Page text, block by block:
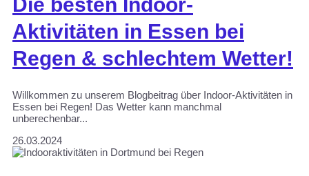
Aktivitäten in Essen bei
Regen & schlechtem Wetter!
Willkommen zu unserem Blogbeitrag über Indoor-Aktivitäten in
Essen bei Regen! Das Wetter kann manchmal
unberechenbar...
26.03.2024